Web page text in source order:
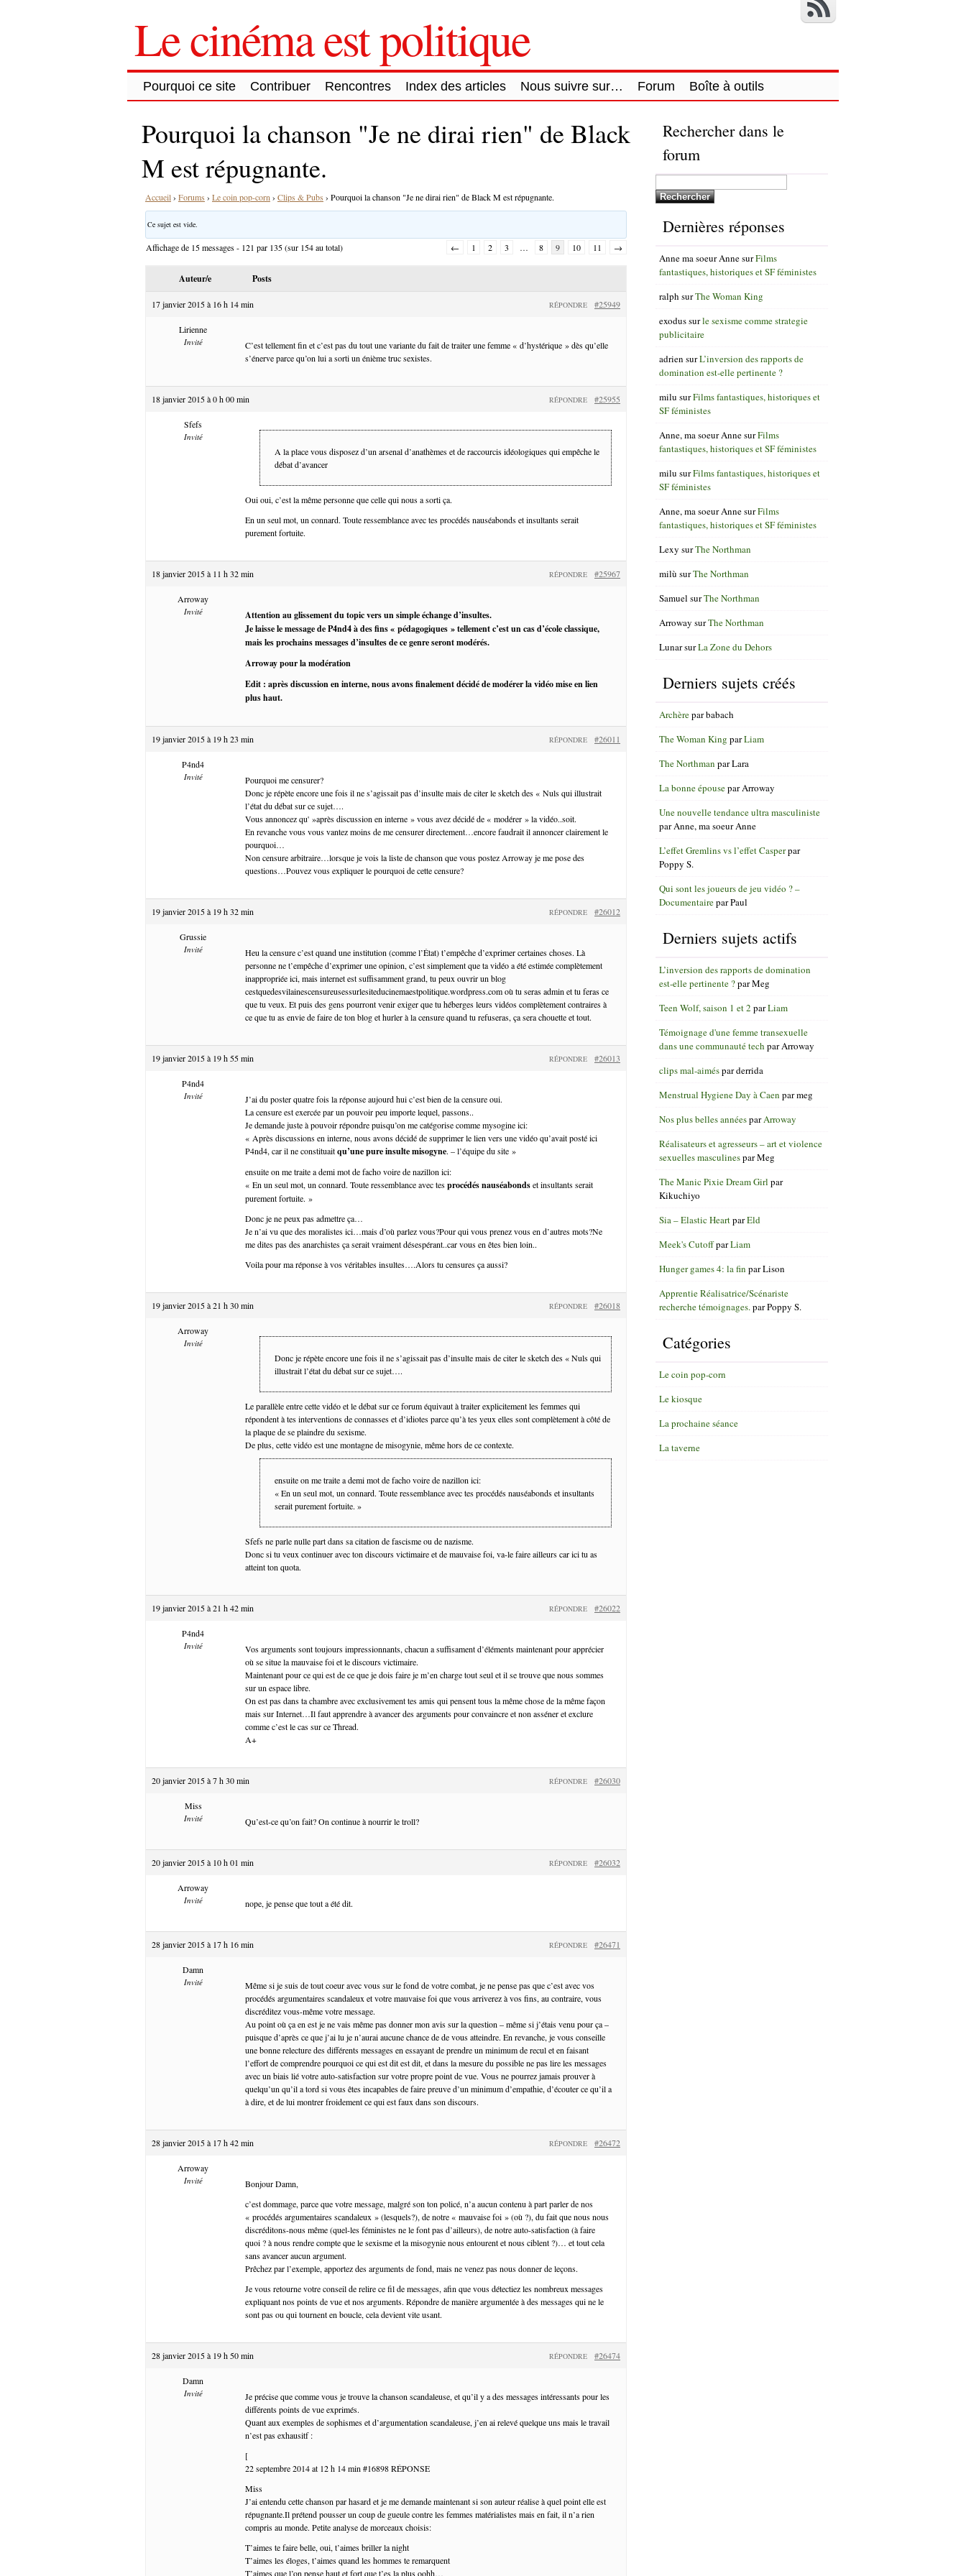
Le cinéma est politique
Pourquoi ce site Contribuer Rencontres Index des articles Nous suivre sur… Forum Boîte à outils
Pourquoi la chanson "Je ne dirai rien" de Black
M est répugnante.
Accueil› Forums › Le coin pop-corn › Clips & Pubs › Pourquoi la chanson "Je ne dirai rien" de Black M est répugnante.
Ce sujet est vide.
Affichage de 15 messages - 121 par 135 (sur 154 au total) ← 1 2 3 … 8 9 10 11 →
Auteur/e Posts
17 janvier 2015 à 16 h 14 min #25949
RÉPONDRE
Lirienne
Invité
C’est tellement fin et c’est pas du tout une variante du fait de traiter une femme « d’hystérique » dès qu’elle
s’énerve parce qu’on lui a sorti un énième truc sexistes.
18 janvier 2015 à 0 h 00 min #25955
RÉPONDRE
Sfefs
Invité
A la place vous disposez d’un arsenal d’anathèmes et de raccourcis idéologiques qui empêche le
débat d’avancer
Oui oui, c’est la même personne que celle qui nous a sorti ça.
En un seul mot, un connard. Toute ressemblance avec tes procédés nauséabonds et insultants serait
purement fortuite.
18 janvier 2015 à 11 h 32 min #25967
RÉPONDRE
Arroway
Invité
Attention au glissement du topic vers un simple échange d’insultes.
Je laisse le message de P4nd4 à des fins « pédagogiques » tellement c’est un cas d’école classique,
mais les prochains messages d’insultes de ce genre seront modérés.
Arroway pour la modération
Edit : après discussion en interne, nous avons finalement décidé de modérer la vidéo mise en lien
plus haut.
19 janvier 2015 à 19 h 23 min #26011
RÉPONDRE
P4nd4
Invité
Pourquoi me censurer?
Donc je répète encore une fois il ne s’agissait pas d’insulte mais de citer le sketch des « Nuls qui illustrait
l’état du débat sur ce sujet….
Vous annoncez qu' »après discussion en interne » vous avez décidé de « modérer » la vidéo..soit.
En revanche vous vous vantez moins de me censurer directement…encore faudrait il annoncer clairement le
pourquoi…
Non censure arbitraire…lorsque je vois la liste de chanson que vous postez Arroway je me pose des
questions…Pouvez vous expliquer le pourquoi de cette censure?
19 janvier 2015 à 19 h 32 min #26012
RÉPONDRE
Grussie
Invité
Heu la censure c’est quand une institution (comme l’État) t’empêche d’exprimer certaines choses. Là
personne ne t’empêche d’exprimer une opinion, c’est simplement que ta vidéo a été estimée complètement
inappropriée ici, mais internet est suffisamment grand, tu peux ouvrir un blog
cestquedesvilainescensureusessurlesiteducinemaestpolitique.wordpress.com où tu seras admin et tu feras ce
que tu veux. Et puis des gens pourront venir exiger que tu héberges leurs vidéos complètement contraires à
ce que tu as envie de faire de ton blog et hurler à la censure quand tu refuseras, ça sera chouette et tout.
19 janvier 2015 à 19 h 55 min #26013
RÉPONDRE
P4nd4
Invité
J’ai du poster quatre fois la réponse aujourd hui c’est bien de la censure oui.
La censure est exercée par un pouvoir peu importe lequel, passons..
Je demande juste à pouvoir répondre puisqu’on me catégorise comme mysogine ici:
« Après discussions en interne, nous avons décidé de supprimer le lien vers une vidéo qu’avait posté ici
P4nd4, car il ne constituaitqu’une pure insulte misogyne. – l’équipe du site »
ensuite on me traite a demi mot de facho voire de nazillon ici:
« En un seul mot, un connard. Toute ressemblance avec tesprocédés nauséabondset insultants serait
purement fortuite. »
Donc je ne peux pas admettre ça…
Je n’ai vu que des moralistes ici…mais d’où parlez vous?Pour qui vous prenez vous en d’autres mots?Ne
me dites pas des anarchistes ça serait vraiment désespérant..car vous en êtes bien loin..
Voila pour ma réponse à vos véritables insultes….Alors tu censures ça aussi?
19 janvier 2015 à 21 h 30 min #26018
RÉPONDRE
Arroway
Invité
Donc je répète encore une fois il ne s’agissait pas d’insulte mais de citer le sketch des « Nuls qui
illustrait l’état du débat sur ce sujet….
Le parallèle entre cette vidéo et le débat sur ce forum équivaut à traiter explicitement les femmes qui
répondent à tes interventions de connasses et d’idiotes parce qu’à tes yeux elles sont complètement à côté de
la plaque de se plaindre du sexisme.
De plus, cette vidéo est une montagne de misogynie, même hors de ce contexte.
ensuite on me traite a demi mot de facho voire de nazillon ici:
« En un seul mot, un connard. Toute ressemblance avec tes procédés nauséabonds et insultants
serait purement fortuite. »
Sfefs ne parle nulle part dans sa citation de fascisme ou de nazisme.
Donc si tu veux continuer avec ton discours victimaire et de mauvaise foi, va-le faire ailleurs car ici tu as
atteint ton quota.
19 janvier 2015 à 21 h 42 min #26022
RÉPONDRE
P4nd4
Invité
Vos arguments sont toujours impressionnants, chacun a suffisament d’éléments maintenant pour apprécier
où se situe la mauvaise foi et le discours victimaire.
Maintenant pour ce qui est de ce que je dois faire je m’en charge tout seul et il se trouve que nous sommes
sur un espace libre.
On est pas dans ta chambre avec exclusivement tes amis qui pensent tous la même chose de la même façon
mais sur Internet…Il faut apprendre à avancer des arguments pour convaincre et non asséner et exclure
comme c’est le cas sur ce Thread.
A+
20 janvier 2015 à 7 h 30 min #26030
RÉPONDRE
Miss
Invité Qu’est-ce qu’on fait? On continue à nourrir le troll?
20 janvier 2015 à 10 h 01 min #26032
RÉPONDRE
Arroway
Invité nope, je pense que tout a été dit.
28 janvier 2015 à 17 h 16 min #26471
RÉPONDRE
Damn
Invité
Même si je suis de tout coeur avec vous sur le fond de votre combat, je ne pense pas que c’est avec vos
procédés argumentaires scandaleux et votre mauvaise foi que vous arriverez à vos fins, au contraire, vous
discréditez vous-même votre message.
Au point où ça en est je ne vais même pas donner mon avis sur la question – même si j’étais venu pour ça –
puisque d’après ce que j’ai lu je n’aurai aucune chance de de vous atteindre. En revanche, je vous conseille
une bonne relecture des différents messages en essayant de prendre un minimum de recul et en faisant
l’effort de comprendre pourquoi ce qui est dit est dit, et dans la mesure du possible ne pas lire les messages
avec un biais lié votre auto-satisfaction sur votre propre point de vue. Vous ne pourrez jamais prouver à
quelqu’un qu’il a tord si vous êtes incapables de faire preuve d’un minimum d’empathie, d’écouter ce qu’il a
à dire, et de lui montrer froidement ce qui est faux dans son discours.
28 janvier 2015 à 17 h 42 min #26472
RÉPONDRE
Arroway
Invité
Bonjour Damn,
c’est dommage, parce que votre message, malgré son ton policé, n’a aucun contenu à part parler de nos
« procédés argumentaires scandaleux » (lesquels?), de notre « mauvaise foi » (où ?), du fait que nous nous
discréditons-nous même (quel-les féministes ne le font pas d’ailleurs), de notre auto-satisfaction (à faire
quoi ? à nous rendre compte que le sexisme et la misogynie nous entourent et nous ciblent ?)… et tout cela
sans avancer aucun argument.
Prêchez par l’exemple, apportez des arguments de fond, mais ne venez pas nous donner de leçons.
Je vous retourne votre conseil de relire ce fil de messages, afin que vous détectiez les nombreux messages
expliquant nos points de vue et nos arguments. Répondre de manière argumentée à des messages qui ne le
sont pas ou qui tournent en boucle, cela devient vite usant.
28 janvier 2015 à 19 h 50 min #26474
RÉPONDRE
Damn
Invité
Je précise que comme vous je trouve la chanson scandaleuse, et qu’il y a des messages intéressants pour les
différents points de vue exprimés.
Quant aux exemples de sophismes et d’argumentation scandaleuse, j’en ai relevé quelque uns mais le travail
n’est pas exhausitf :
[
22 septembre 2014 at 12 h 14 min #16898 RÉPONSE
Miss
J’ai entendu cette chanson par hasard et je me demande maintenant si son auteur réalise à quel point elle est
répugnante.Il prétend pousser un coup de gueule contre les femmes matérialistes mais en fait, il n’a rien
compris au monde. Petite analyse de morceaux choisis:
T’aimes te faire belle, oui, t’aimes briller la night
T’aimes les éloges, t’aimes quand les hommes te remarquent
T’aimes que l’on pense haut et fort que t’es la plus oohh…
Rechercher dans le
forum
Dernières réponses
Anne ma soeur AnnesurFilms
fantastiques, historiques et SF féministes
ralph surThe Woman King
exodussurle sexisme comme strategie
publicitaire
adrien surL’inversion des rapports de
domination est-elle pertinente ?
milu surFilms fantastiques, historiques et
SF féministes
Anne, ma soeur AnnesurFilms
fantastiques, historiques et SF féministes
milu surFilms fantastiques, historiques et
SF féministes
Anne, ma soeur AnnesurFilms
fantastiques, historiques et SF féministes
Lexy surThe Northman
milù surThe Northman
Samuel surThe Northman
Arroway surThe Northman
LunarsurLa Zone du Dehors
Derniers sujets créés
Archèreparbabach
The Woman King parLiam
The Northman parLara
La bonne épouseparArroway
Une nouvelle tendance ultra masculiniste
parAnne, ma soeur Anne
L’effet Gremlins vs l’effet Casperpar
Poppy S.
Qui sont les joueurs de jeu vidéo ? –
DocumentaireparPaul
Derniers sujets actifs
L’inversion des rapports de domination
est-elle pertinente ?parMeg
Teen Wolf, saison 1 et 2 parLiam
Témoignage d'une femme transexuelle
dans une communauté tech parArroway
clips mal-aimésparderrida
Menstrual Hygiene Day à Caen parmeg
Nos plus belles annéesparArroway
Réalisateurs et agresseurs – art et violence
sexuelles masculinesparMeg
The Manic Pixie Dream Girl par
Kikuchiyo
Sia – Elastic HeartparEld
Meek's CutoffparLiam
Hunger games 4: la fin parLison
Apprentie Réalisatrice/Scénariste
recherche témoignages. parPoppy S.
Catégories
Le coin pop-corn
Le kiosque
La prochaine séance
La taverne